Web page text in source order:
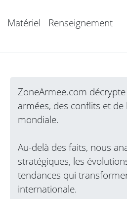
Matériel Renseignement
ZoneArmee.com décrypte
armées, des conflits et
mondiale.
Au-delà des faits, nous
stratégiques, les
tendances qui
internationale.